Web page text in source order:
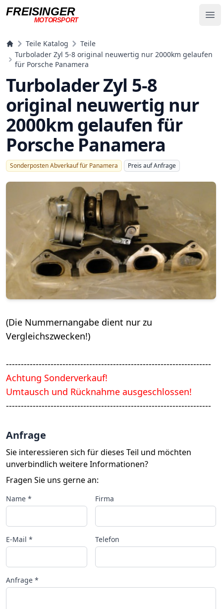
FREISINGER
MOTORSPORT
Teile Katalog
Teile
Turbolader Zyl 5-8 original neuwertig nur 2000km gelaufen
für Porsche Panamera
Turbolader Zyl 5-8
original neuwertig nur
2000km gelaufen für
Porsche Panamera
Sonderposten Abverkauf für Panamera Preis auf Anfrage
(Die Nummernangabe dient nur zu
Vergleichszwecken!)
---------------------------------------------------------------------
Achtung Sonderverkauf!
Umtausch und Rücknahme ausgeschlossen!
---------------------------------------------------------------------
Anfrage
Sie interessieren sich für dieses Teil und möchten
unverbindlich weitere Informationen?
Fragen Sie uns gerne an:
Name * Firma
E-Mail * Telefon
Anfrage *